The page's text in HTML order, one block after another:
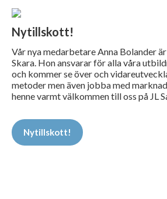
Nytillskott!
Vår nya medarbetare Anna Bolander
Skara. Hon ansvarar för alla våra
och kommer se över och
metoder men även jobba med
henne varmt välkommen till oss på JL
Nytillskott!